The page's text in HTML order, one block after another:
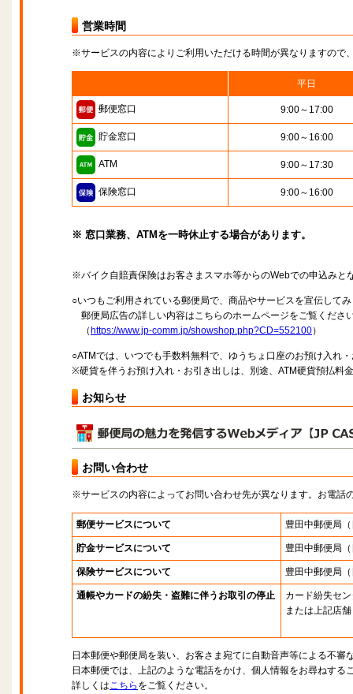
営業時間
※サービスの内容によりご利用いただける時間が異なりますので
平日
郵便窓口 9:00～17:00
貯金窓口 9:00～16:00
ATM 9:00～17:30
保険窓口 9:00～16:00
※ 窓口業務、ATMを一時休止する場合があります。
※バイク自賠責保険はお客さまスマホ等からのWebでの申込みと
○いつもご利用されている郵便局で、商品やサービスを宣伝して
郵便局広告の詳しい内容はこちらのホームページをご覧くださ
（ https://www.jp-comm.jp/showshop.php?CD=552100）
○ATMでは、いつでも手数料無料で、ゆうちょ口座のお預け入れ
※硬貨を伴うお預け入れ・お引き出しは、別途、ATM硬貨預払料
お知らせ
お問い合わせ
※サービスの内容によってお問い合わせ先が異なります。お電話
郵便サービスについて 豊田中郵便局
貯金サービスについて 豊田中郵便局
保険サービスについて 豊田中郵便局
通帳やカードの紛失・盗難に伴うお取引の停止
カード紛失セ
または上記店舗
日本郵便や郵便局を装い、お客さま宛てに自動音声等による不審
日本郵便では、上記のような電話をかけ、個人情報をお尋ねする
詳しくはこちら をご覧ください。